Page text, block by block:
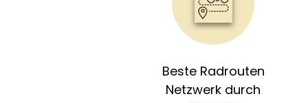
Beste Radrouten
Netzwerk durch